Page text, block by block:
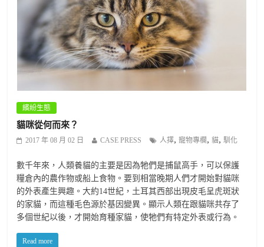
繽紛生態
貓咪從何而來？
2017 年 08 月 02 日 CASE PRESS 人擇,寵物專欄 , 貓,馴化
數千年來，人類養貓的主要是因為牠們是捕鼠高手，可以保護
糧倉內的農作物或船上食物。要到相當晚期人們才開始對貓咪
的外表產生興趣。大約14世紀，土耳其西部出現皮毛呈虎斑狀
的家貓，而這種毛色源於基因變異。顯示人類在跟貓咪共存了
多個世紀以後，才開始育種家貓，使牠們有特定外表或行為。
Read more